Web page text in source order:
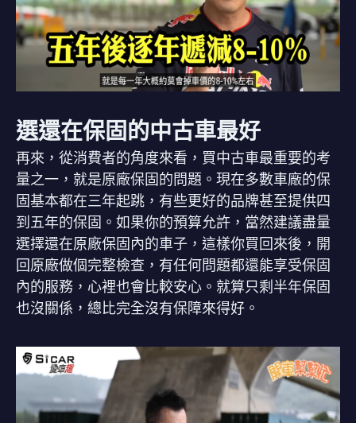
選還在保固的中古車最好
再來，從消費者的角度來看，買中古車最重要的考
量之一，就是原廠保固的問題。現在多數車廠的保
固基本都在三年起跳，有些更好的品牌甚至提供四
到五年的保固。如果你的預算允許，當然建議盡量
選擇還在原廠保固內的車子，這樣你買回來後，開
回原廠做個完整檢查，有任何問題都還能享受保固
內的服務，心裡也會比較安心。就算只剩半年保固
也沒關係，總比完全沒有保障來得好。